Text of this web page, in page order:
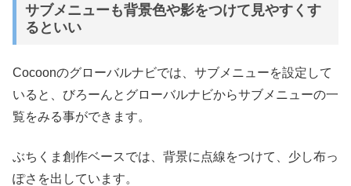
サブメニューも背景色や影をつけて見やすくす
るといい
Cocoonのグローバルナビでは、サブメニューを設定して
いると、びろーんとグローバルナビからサブメニューの一
覧をみる事ができます。
ぶちくま創作ベースでは、背景に点線をつけて、少し布っ
ぽさを出しています。